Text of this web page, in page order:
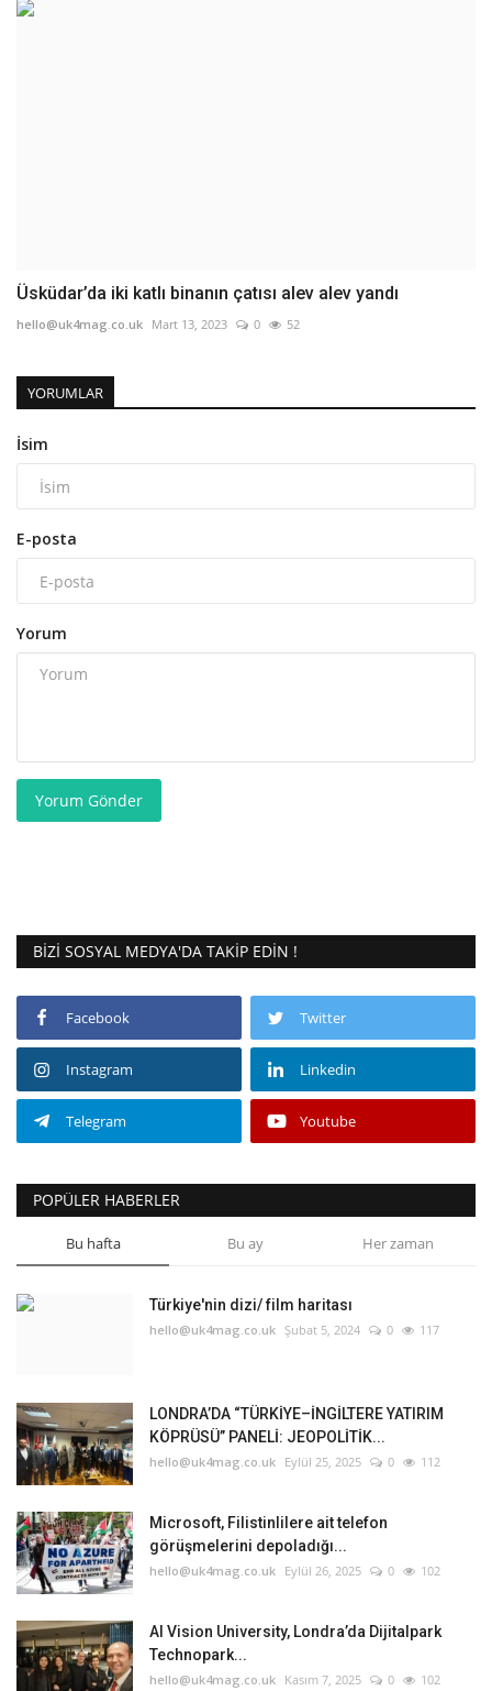
Üsküdar’da iki katlı binanın çatısı alev alev yandı
hello@uk4mag.co.uk Mart 13, 2023 0 52
YORUMLAR
İsim
E-posta
Yorum
Yorum Gönder
BIZI SOSYAL MEDYA'DA TAKIP EDIN !
Facebook Twitter
Instagram Linkedin
Telegram Youtube
POPÜLER HABERLER
Bu hafta Bu ay Her zaman
Türkiye'nin dizi/ film haritası
hello@uk4mag.co.uk Şubat 5, 2024 0 117
LONDRA’DA “TÜRKİYE–İNGİLTERE YATIRIM
KÖPRÜSÜ” PANELİ: JEOPOLİTİK...
hello@uk4mag.co.uk Eylül 25, 2025 0 112
Microsoft, Filistinlilere ait telefon
görüşmelerini depoladığı...
hello@uk4mag.co.uk Eylül 26, 2025 0 102
AI Vision University, Londra’da Dijitalpark
Technopark...
hello@uk4mag.co.uk Kasım 7, 2025 0 102